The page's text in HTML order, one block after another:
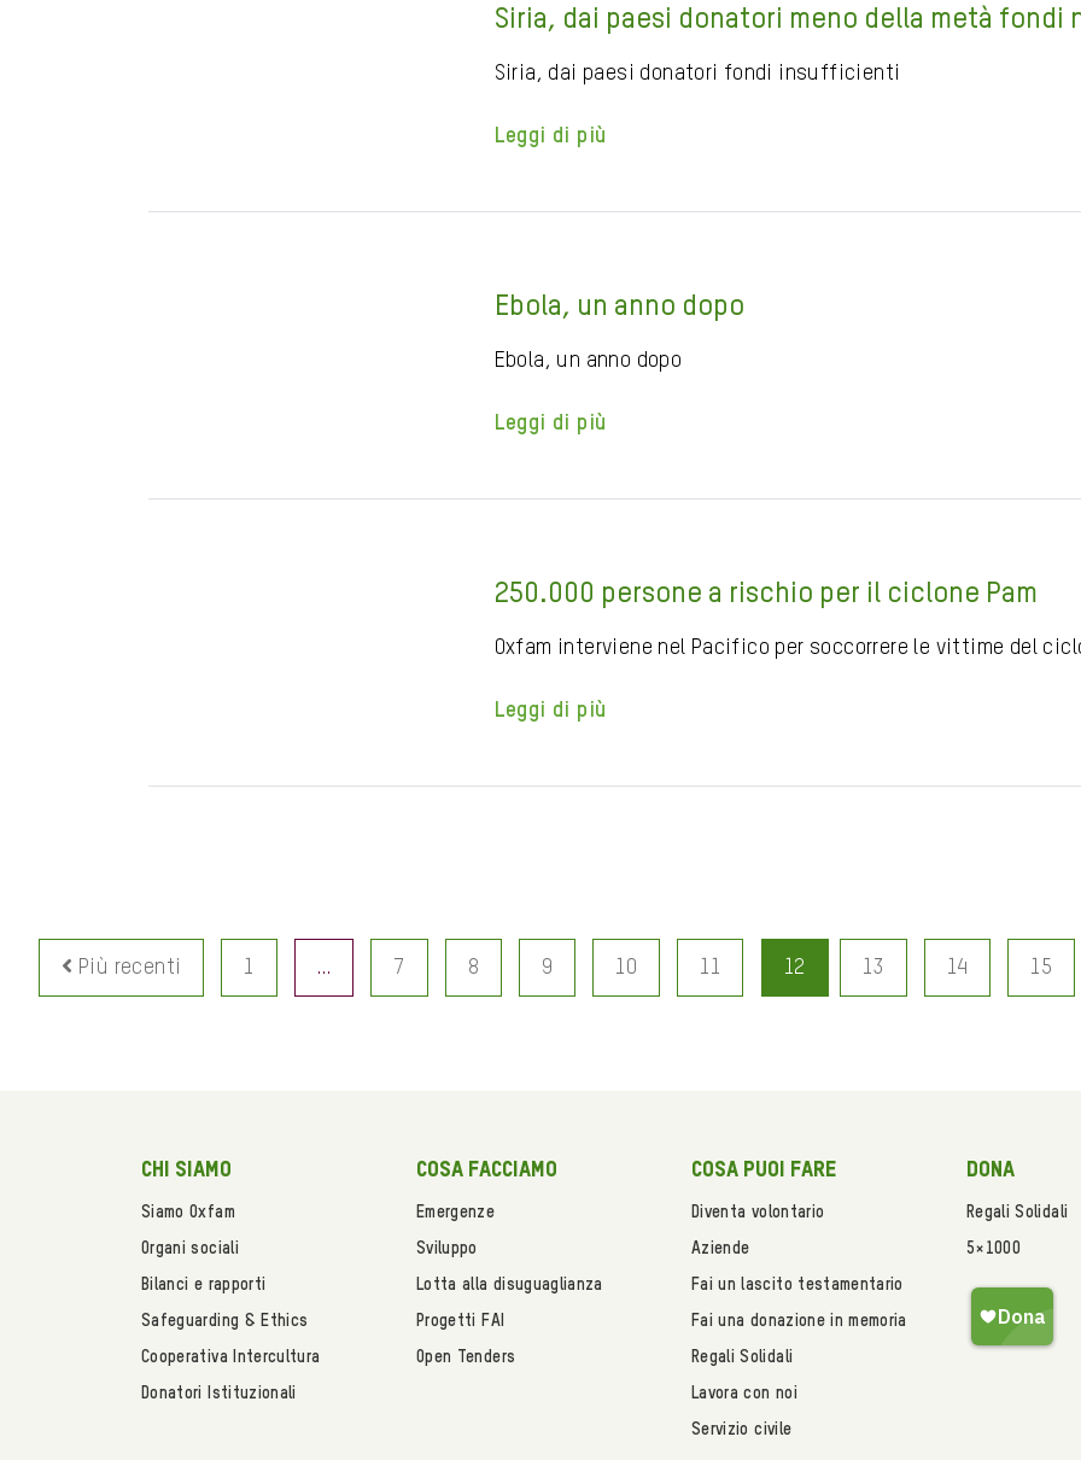
Siria, dai paesi donatori meno della metà fondi
Siria, dai paesi donatori fondi insufficienti
Leggi di più
Ebola, un anno dopo
Ebola, un anno dopo
Leggi di più
250.000 persone a rischio per il ciclone Pam
Oxfam interviene nel Pacifico per soccorrere le vittime del
Leggi di più
Più recenti 1 … 7 8 9 10 11 12 13 14 15
Chi siamo
Siamo Oxfam
Organi sociali
Bilanci e rapporti
Safeguarding & Ethics
Cooperativa Intercultura
Donatori Istituzionali
Cosa facciamo
Emergenze
Sviluppo
Lotta alla disuguaglianza
Progetti FAI
Open Tenders
Cosa puoi fare
Diventa volontario
Aziende
Fai un lascito testamentario
Fai una donazione in memoria
Regali Solidali
Lavora con noi
Servizio civile
Dona
Regali Solidali
5×1000